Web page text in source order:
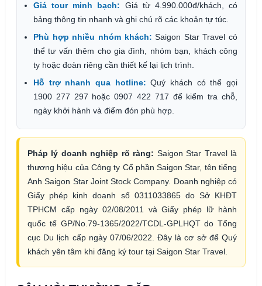
Giá tour minh bạch: Giá từ 4.990.000đ/khách, có
bảng thông tin nhanh và ghi chú rõ các khoản tự túc.
Phù hợp nhiều nhóm khách: Saigon Star Travel có
thể tư vấn thêm cho gia đình, nhóm bạn, khách công
ty hoặc đoàn riêng cần thiết kế lại lịch trình.
Hỗ trợ nhanh qua hotline: Quý khách có thể gọi
1900 277 297 hoặc 0907 422 717 để kiểm tra chỗ,
ngày khởi hành và điểm đón phù hợp.
Pháp lý doanh nghiệp rõ ràng: Saigon Star Travel là
thương hiệu của Công ty Cổ phần Saigon Star, tên tiếng
Anh Saigon Star Joint Stock Company. Doanh nghiệp có
Giấy phép kinh doanh số 0311033865 do Sở KHĐT
TPHCM cấp ngày 02/08/2011 và Giấy phép lữ hành
quốc tế GP/No.79-1365/2022/TCDL-GPLHQT do Tổng
cục Du lịch cấp ngày 07/06/2022. Đây là cơ sở để Quý
khách yên tâm khi đăng ký tour tại Saigon Star Travel.